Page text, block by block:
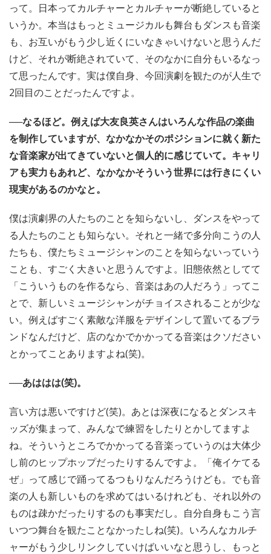
って。日本ってカルチャーとカルチャーが断絶していると
いうか。本当はもっとミュージカルも舞台もダンスも音楽
も、お互いがもう少し近くにいなきゃいけないと思うんだ
けど、それが断絶されていて、そのなかに自分もいるなっ
て思ったんです。実は僕自身、今回演劇を観たのが人生で
2回目のことだったんですよ。
──なるほど。例えば大友良英さんはいろんな作品の楽曲
を制作していますが、なかなかそのポジションに就く新た
な音楽家が出てきていないと個人的に感じていて。キャリ
アも実力もあれど、なかなかそういう世界には行きにくい
現実があるのかなと。
僕は演劇界の人たちのことを知らないし、ダンスをやって
る人たちのことも知らない。それと一緒で多分向こうの人
たちも、僕たちミュージシャンのことを知らないっていう
ことも、すごく大きいと思うんですよ。旧態依然としてて
「こういうものを作るなら、音楽はあの人だろう」ってこ
とで、新しいミュージシャンがチョイスされることが少な
い。例えばすごく素敵な洋服をデザインして置いてるブラ
ンドなんだけど、店のなかでかかってる音楽はクソださい
とかってことありますよね(笑)。
──あははは(笑)。
言い方は悪いですけど(笑)。あとは深夜になるとダンスキ
ッズが集まって、みんなで練習をしたりとかしてますよ
ね。そういうところでかかってる音楽っていうのは大体少
し前のヒップホップだったりするんですよ。「俺イケてる
ぜ」って感じで踊ってるつもりなんだろうけども。でも音
楽の人も新しいものを求めてはいるけれども、それ以外の
ものは疎かだったりするのも事実だし。自分自身もこう言
いつつ舞台を観たことなかったしね(笑)。いろんなカルチ
ャーがもう少しリンクしていけばいいなと思うし、もっと